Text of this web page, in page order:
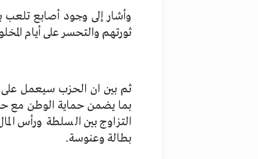
وأشار إلى وجود أصابع تلعب
ثورتهم والتحسر على أيام
ثم بين ان الحزب سيعمل على
بما يضمن حماية الوطن مع
التزاوج بين السلطة ورأس
بطالة وعنوسة.